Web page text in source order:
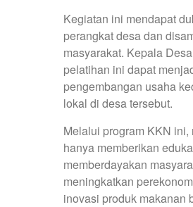
Kegiatan ini mendapat
perangkat desa dan
masyarakat. Kepala
pelatihan ini dapat
pengembangan usaha
lokal di desa tersebut.
Melalui program KKN
hanya memberikan
memberdayakan
meningkatkan
inovasi produk makanan